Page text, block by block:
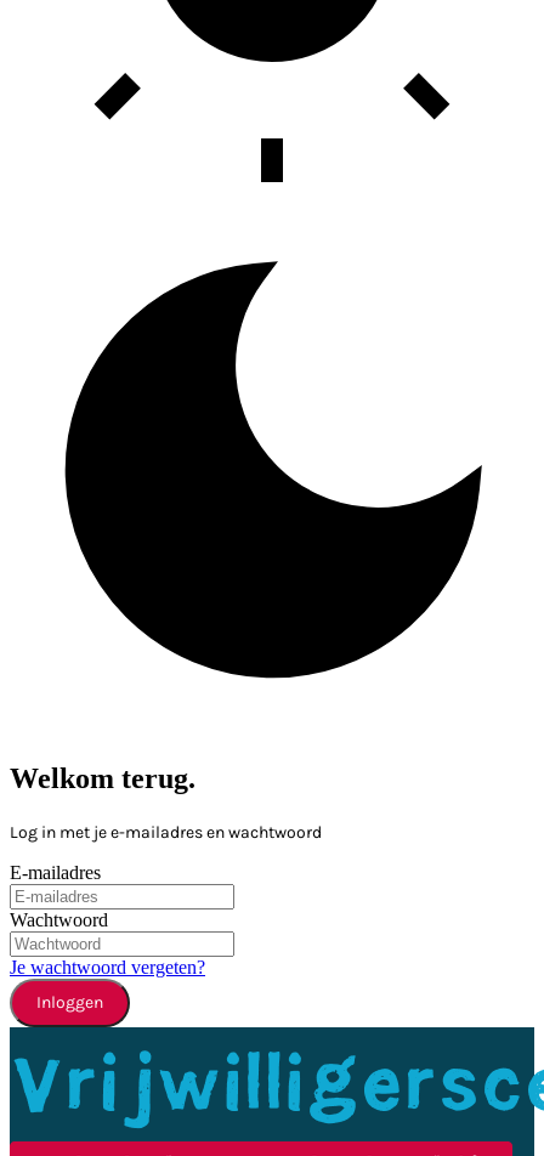
Welkom terug.
Log in met je e-mailadres en wachtwoord
E-mailadres
Wachtwoord
Je wachtwoord vergeten?
Inloggen